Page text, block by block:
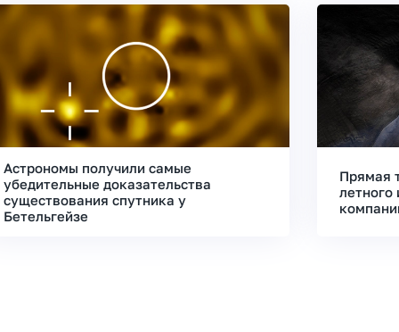
Астрономы получили самые
убедительные доказательства
существования спутника у
Бетельгейзе
Прямая
летного